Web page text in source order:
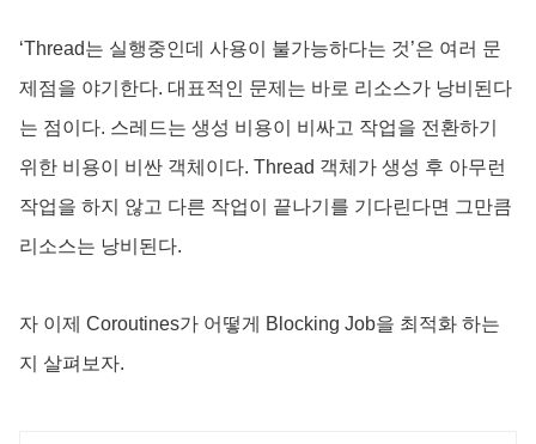
‘Thread는 실행중인데 사용이 불가능하다는 것’은 여러 문
제점을 야기한다. 대표적인 문제는 바로 리소스가 낭비된다
는 점이다. 스레드는 생성 비용이 비싸고 작업을 전환하기
위한 비용이 비싼 객체이다. Thread 객체가 생성 후 아무런
작업을 하지 않고 다른 작업이 끝나기를 기다린다면 그만큼
리소스는 낭비된다.
자 이제 Coroutines가 어떻게 Blocking Job을 최적화 하는
지 살펴보자.